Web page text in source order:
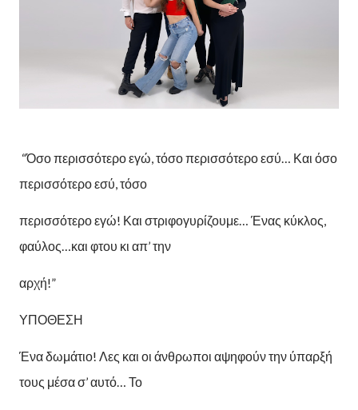
“Όσο περισσότερο εγώ, τόσο περισσότερο εσύ… Και όσο
περισσότερο εσύ, τόσο
περισσότερο εγώ! Και στριφογυρίζουμε… Ένας κύκλος,
φαύλος…και φτου κι απ’ την
αρχή!”
ΥΠΟΘΕΣΗ
Ένα δωμάτιο! Λες και οι άνθρωποι αψηφούν την ύπαρξή
τους μέσα σ’ αυτό… Το